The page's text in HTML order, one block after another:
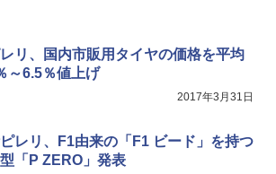
レリ、国内市販用タイヤの価格を平均
～6.5％値上げ
2017年3月31日
レリ、F1由来の「F1 ビード」を持つ
「P ZERO」発表